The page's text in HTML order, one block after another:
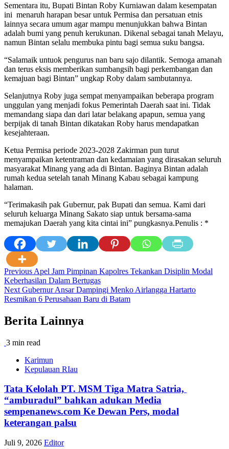
Sementara itu, Bupati Bintan Roby Kurniawan dalam kesempatan
ini menaruh harapan besar untuk Permisa dan persatuan etnis
lainnya secara umum agar mampu menunjukkan bahwa Bintan
adalah bumi yang penuh kerukunan. Dikenal sebagai tanah Melayu,
namun Bintan selalu membuka pintu bagi semua suku bangsa.
“Salamaik untuok pengurus nan baru sajo dilantik. Semoga amanah
dan terus eksis memberikan sumbangsih bagi perkembangan dan
kemajuan bagi Bintan” ungkap Roby dalam sambutannya.
Selanjutnya Roby juga sempat menyampaikan beberapa program
unggulan yang menjadi fokus Pemerintah Daerah saat ini. Tidak
memandang siapa dan dari latar belakang apapun, semua yang
berpijak di tanah Bintan dikatakan Roby harus mendapatkan
kesejahteraan.
Ketua Permisa periode 2023-2028 Zakirman pun turut
menyampaikan ketentraman dan kedamaian yang dirasakan seluruh
masyarakat Minang yang ada di Bintan. Baginya Bintan adalah
rumah kedua setelah tanah Minang Kabau sebagai kampung
halaman.
“Terimakasih pak Gubernur, pak Bupati dan semua. Kami dari
seluruh keluarga Minang Sakato siap untuk bersama-sama
memajukan Daerah yang kita cintai ini” pungkasnya.Penulis : *
Post
navigation
Previous Apel Jam Pimpinan Kapolres Tekankan Disiplin Modal
Keberhasilan Dalam Bertugas
Next Gubernur Ansar Dampingi Menko Airlangga Hartarto
Resmikan 6 Perusahaan Baru di Batam
Berita Lainnya
3 min read
Karimun
Kepulauan RIau
Tata Kelolah PT. MSM Tiga Matra Satria,
“amburadul” bahkan adukan Media
sempenanews.com Ke Dewan Pers, modal
keterangan palsu
Juli 9, 2026 Editor